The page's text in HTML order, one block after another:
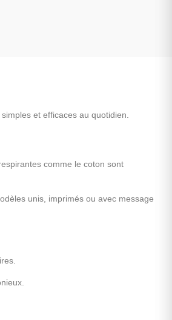
et efficaces au quotidien.
comme le coton sont
unis, imprimés ou avec message